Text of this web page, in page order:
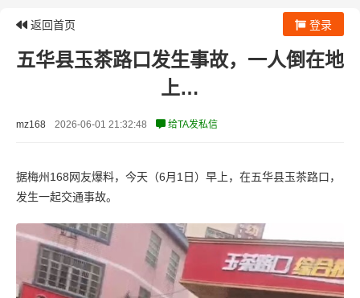
返回首页 登录
五华县玉茶路口发生事故，一人倒在地
上…
mz168 2026-06-01 21:32:48 给TA发私信
据梅州168网友爆料，今天（6月1日）早上，在五华县玉茶路口，
发生一起交通事故。